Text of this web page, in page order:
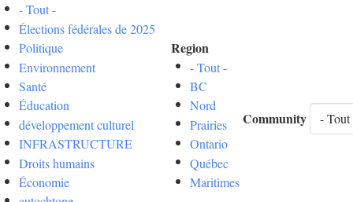
- Tout -
Élections fédérales de 2025
Politique
Environnement
Santé
Éducation
développement culturel
INFRASTRUCTURE
Droits humains
Économie
Region
- Tout -
BC
Nord
Prairies
Ontario
Québec
Maritimes
Community